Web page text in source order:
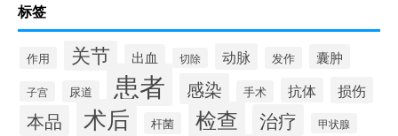
标签
作用 关节 出血 切除 动脉 发作 囊肿
子宫 尿道 患者 感染 手术 抗体 损伤
本品 术后 杆菌 检查 治疗 甲状腺